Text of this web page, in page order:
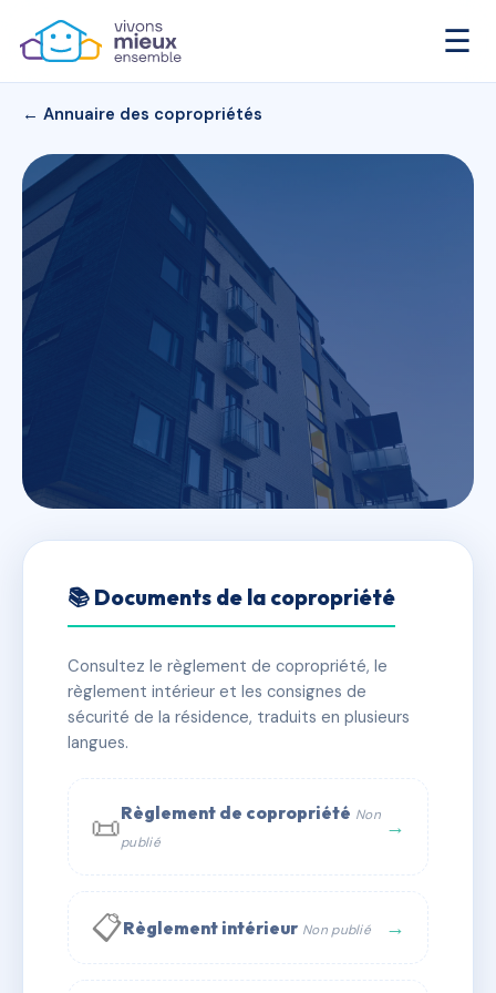
☰
← Annuaire des copropriétés
SDC LES ADRYADES BAT A /
CEDRES
📍 RUE DE LA CROIX DE MONJOUS 33170
GRADIGNAN
✓ Immatriculée
📞 Contacter Syndic Digital 💬 WhatsApp
✉ Email
📚 Documents de la copropriété
Consultez le règlement de copropriété, le
règlement intérieur et les consignes de
sécurité de la résidence, traduits en plusieurs
langues.
📜Règlement de copropriété Non
publié
→
📋Règlement intérieur Non publié →